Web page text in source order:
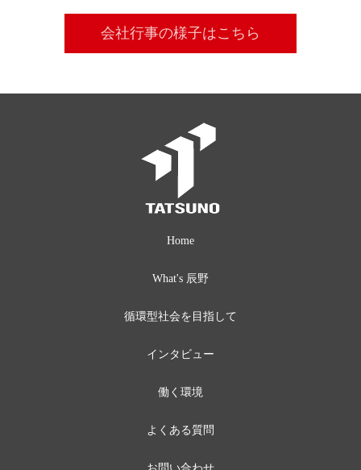
会社行事の様子はこちら
Home
What's 辰野
循環型社会を 目指して
インタビュー
働く環境
よくある質問